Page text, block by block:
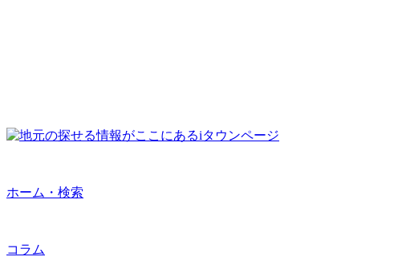
ホーム・検索
コラム